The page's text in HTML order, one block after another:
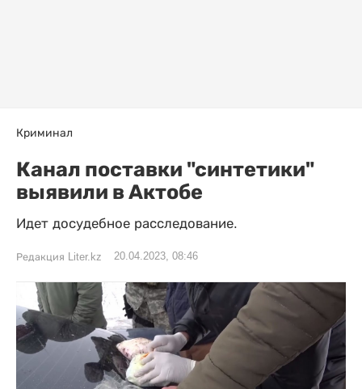
Криминал
Канал поставки "синтетики"
выявили в Актобе
Идет досудебное расследование.
Редакция Liter.kz 20.04.2023, 08:46